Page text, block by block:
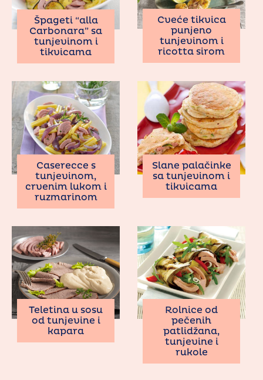
Špageti “alla
Carbonara” sa
tunjevinom i
tikvicama
Cveće tikvica
punjeno
tunjevinom i
ricotta sirom
Caserecce s
tunjevinom,
crvenim lukom i
ruzmarinom
Slane palačinke
sa tunjevinom i
tikvicama
Teletina u sosu
od tunjevine i
kapara
Rolnice od
pečenih
patlidžana,
tunjevine i
rukole